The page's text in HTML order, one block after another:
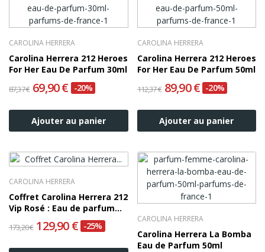
CAROLINA HERRERA
Carolina Herrera 212 Heroes
For Her Eau De Parfum 30ml
87,37 € 69,90 € -20%
Ajouter au panier
CAROLINA HERRERA
Carolina Herrera 212 Heroes
For Her Eau De Parfum 50ml
112,37 € 89,90 € -20%
Ajouter au panier
CAROLINA HERRERA
Coffret Carolina Herrera 212
Vip Rosé : Eau de parfum
80ml + Eau de parfum...
173,20 € 129,90 € -25%
CAROLINA HERRERA
Carolina Herrera La Bomba
Eau de Parfum 50ml